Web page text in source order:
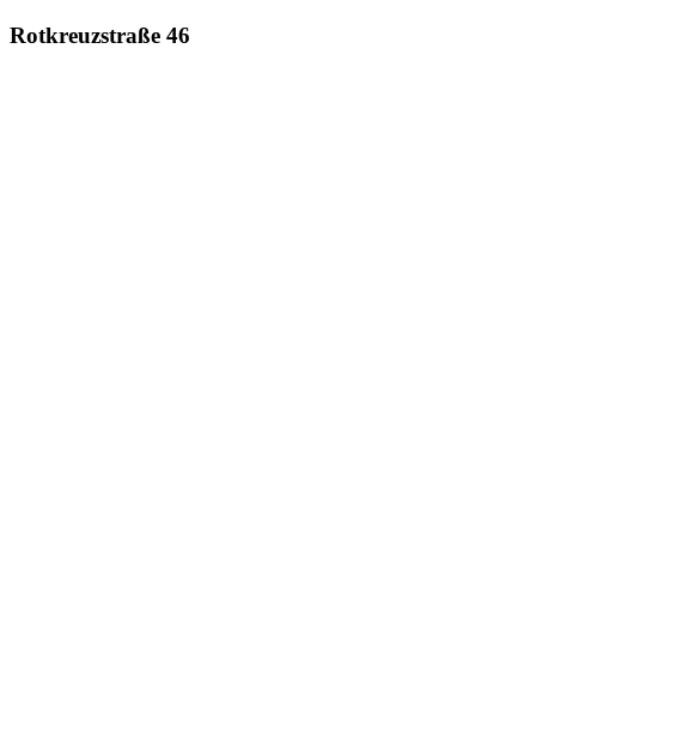
Rotkreuzstraße 46